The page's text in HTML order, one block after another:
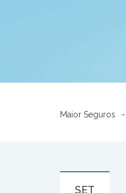
Maior Seguros
SET